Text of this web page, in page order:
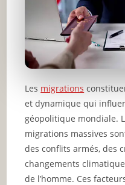
Les migrations
et dynamique qui
géopolitique mondiale.
migrations massives
des conflits armés, des
changements
de l’homme. Ces